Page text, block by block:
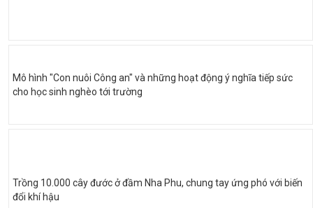
Mô hình "Con nuôi Công an" và những hoạt động ý nghĩa tiếp sức
cho học sinh nghèo tới trường
Trồng 10.000 cây đước ở đầm Nha Phu, chung tay ứng phó với biến
đổi khí hậu